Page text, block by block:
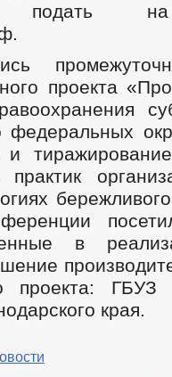
подать на
проекта
в
проекта:
края.